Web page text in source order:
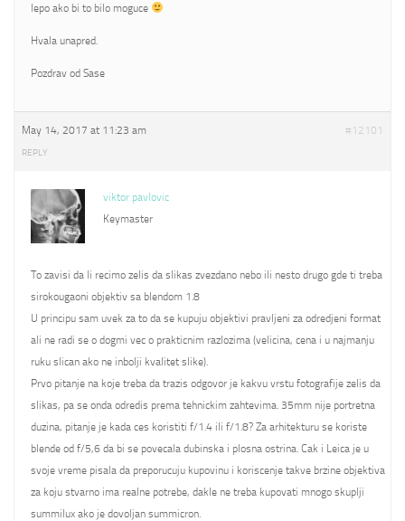
lepo ako bi to bilo moguce
Hvala unapred.
Pozdrav od Sase
May 14, 2017 at 11:23 am #12101
REPLY
viktor pavlovic
Keymaster
To zavisi da li recimo zelis da slikas zvezdano nebo ili nesto drugo gde ti treba
sirokougaoni objektiv sa blendom 1.8
U principu sam uvek za to da se kupuju objektivi pravljeni za odredjeni format
ali ne radi se o dogmi vec o prakticnim razlozima (velicina, cena i u najmanju
ruku slican ako ne inbolji kvalitet slike).
Prvo pitanje na koje treba da trazis odgovor je kakvu vrstu fotografije zelis da
slikas, pa se onda odredis prema tehnickim zahtevima. 35mm nije portretna
duzina, pitanje je kada ces koristiti f/1.4 ili f/1.8? Za arhitekturu se koriste
blende od f/5,6 da bi se povecala dubinska i plosna ostrina. Cak i Leica je u
svoje vreme pisala da preporucuju kupovinu i koriscenje takve brzine objektiva
za koju stvarno ima realne potrebe, dakle ne treba kupovati mnogo skuplji
summilux ako je dovoljan summicron.